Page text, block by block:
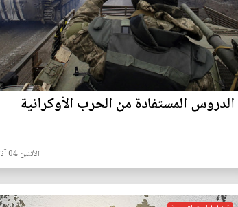
الدروس المستفادة من الحرب الأوكرانية
الأثنين 04 آذار 2024